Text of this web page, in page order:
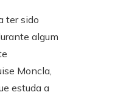
ter sido
algum
Moncla,
estuda a